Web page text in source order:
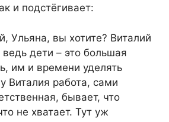
и подстёгивает:
Ульяна, вы хотите? Виталий
дети – это большая
им и времени уделять
Виталия работа, сами
бывает, что
не хватает. Тут уж